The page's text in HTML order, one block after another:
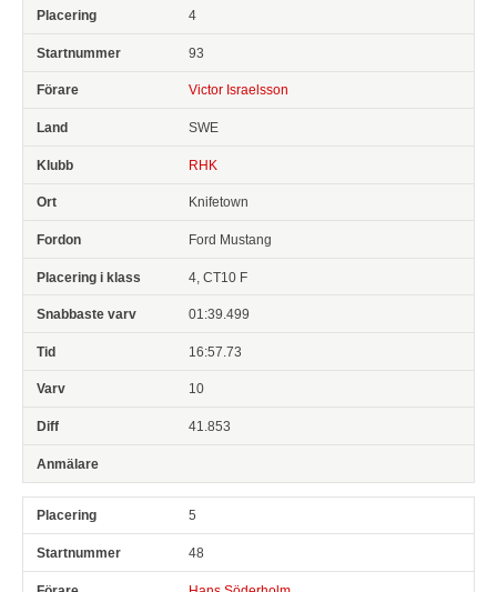
4
93
Victor Israelsson
SWE
RHK
Knifetown
Ford Mustang
4, CT10 F
01:39.499
16:57.73
10
41.853
5
48